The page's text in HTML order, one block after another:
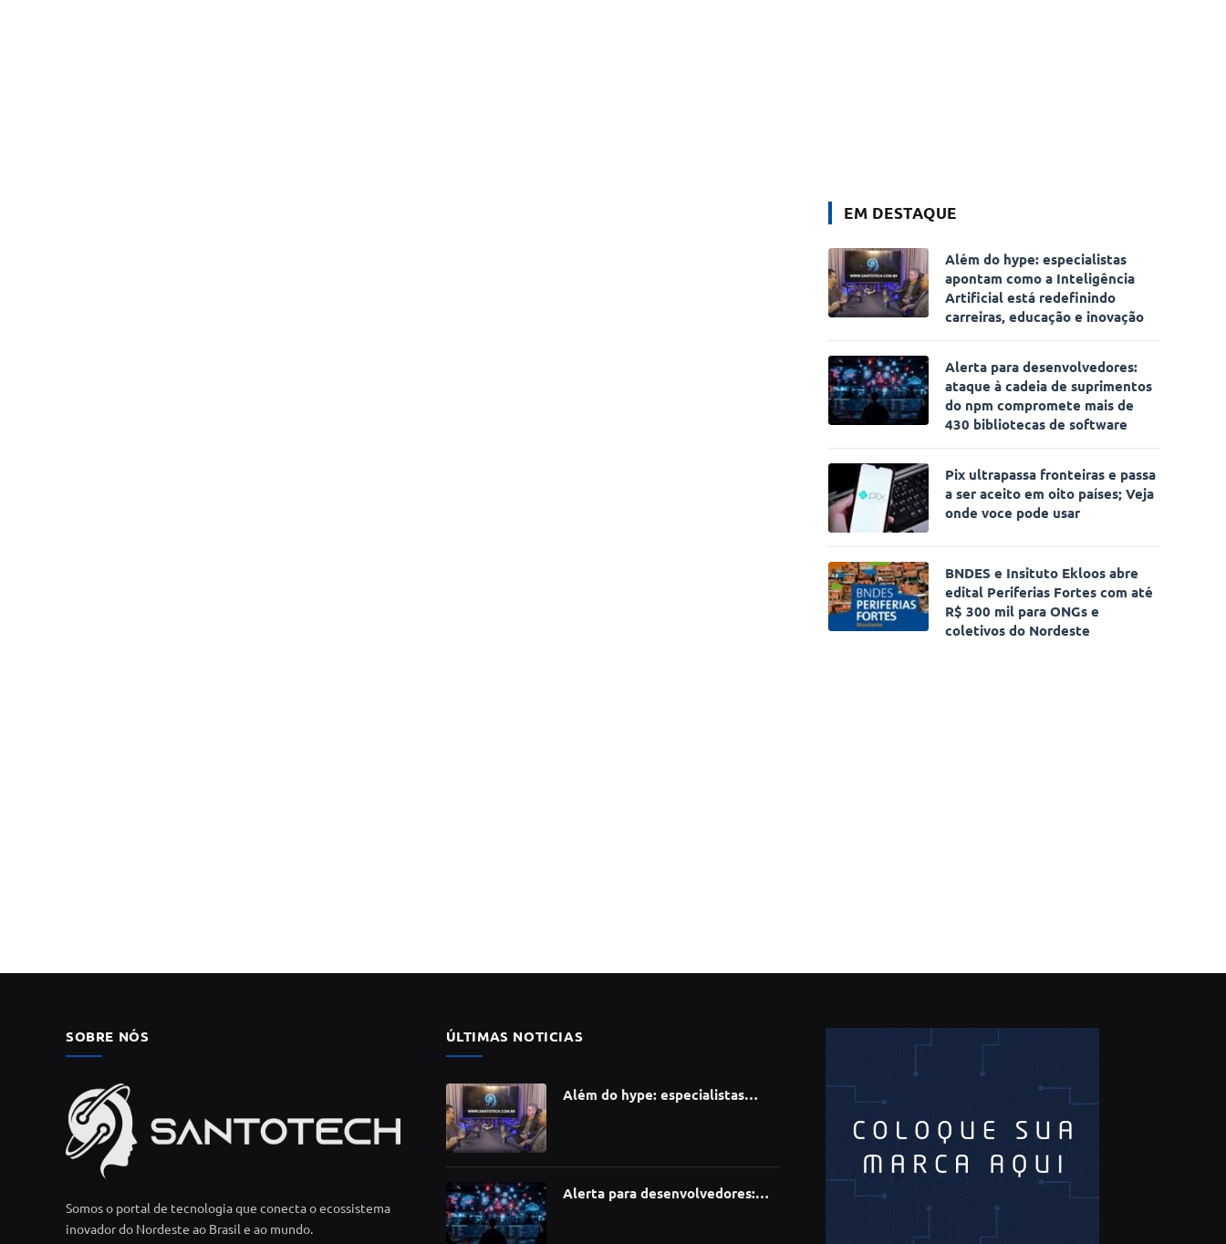
EM DESTAQUE
Além do hype: especialistas
apontam como a Inteligência
Artificial está redefinindo
carreiras, educação e inovação
Alerta para desenvolvedores:
ataque à cadeia de suprimentos
do npm compromete mais de
430 bibliotecas de software
Pix ultrapassa fronteiras e passa
a ser aceito em oito países; Veja
onde voce pode usar
BNDES e Insituto Ekloos abre
edital Periferias Fortes com até
R$ 300 mil para ONGs e
coletivos do Nordeste
SOBRE NÓS
Somos o portal de tecnologia que conecta o ecossistema
inovador do Nordeste ao Brasil e ao mundo.
ÚLTIMAS NOTICIAS
Além do hype: especialistas
Alerta para desenvolvedores: